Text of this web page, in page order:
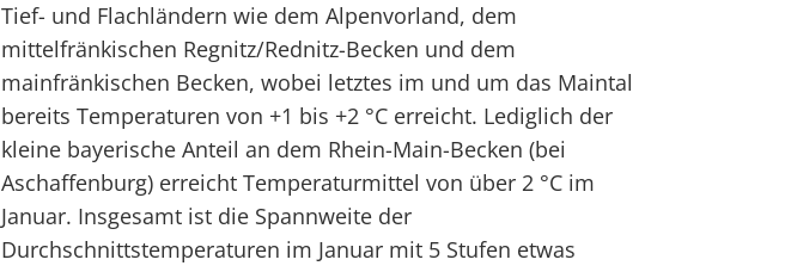
Tief- und Flachländern wie dem Alpenvorland, dem
mittelfränkischen Regnitz/Rednitz-Becken und dem
mainfränkischen Becken, wobei letztes im und um das Maintal
bereits Temperaturen von +1 bis +2 °C erreicht. Lediglich der
kleine bayerische Anteil an dem Rhein-Main-Becken (bei
Aschaffenburg) erreicht Temperaturmittel von über 2 °C im
Januar. Insgesamt ist die Spannweite der
Durchschnittstemperaturen im Januar mit 5 Stufen etwas